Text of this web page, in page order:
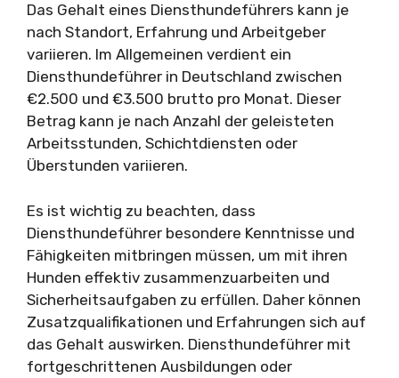
Das Gehalt eines Diensthundeführers kann je
nach Standort, Erfahrung und Arbeitgeber
variieren. Im Allgemeinen verdient ein
Diensthundeführer in Deutschland zwischen
€2.500 und €3.500 brutto pro Monat. Dieser
Betrag kann je nach Anzahl der geleisteten
Arbeitsstunden, Schichtdiensten oder
Überstunden variieren.
Es ist wichtig zu beachten, dass
Diensthundeführer besondere Kenntnisse und
Fähigkeiten mitbringen müssen, um mit ihren
Hunden effektiv zusammenzuarbeiten und
Sicherheitsaufgaben zu erfüllen. Daher können
Zusatzqualifikationen und Erfahrungen sich auf
das Gehalt auswirken. Diensthundeführer mit
fortgeschrittenen Ausbildungen oder